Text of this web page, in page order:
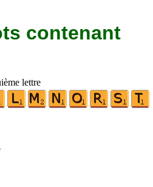
contenant
lettre